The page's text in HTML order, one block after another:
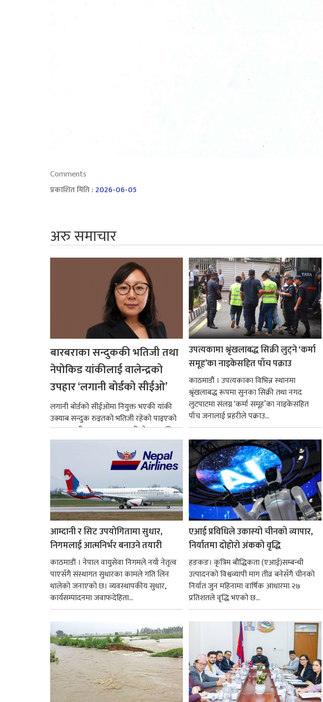
Comments
प्रकाशित मिति :2026-06-05
अरु समाचार
बारबराका सन्दुककी भतिजी तथा
नेपोकिड यांकीलाई वालेन्द्रको
उपहार ‘लगानी बोर्डको सीईओ’
लगानी बोर्डको सीईओमा नियुक्त भएकी यांकी
उक्याब सन्दुक रुइतको भतिजी रहेको पाइएको
छ। तत्कालीन समयमा महाकालीको अञ्चलाधिश
नै बनेका जोन...
उपत्यकामा श्रृंखलाबद्ध सिक्री लुट्ने ‘कर्मा
समूह’का नाइकेसहित पाँच पक्राउ
काठमाडौं । उपत्यकाका विभिन्न स्थानमा
श्रृंखलाबद्ध रूपमा सुनका सिक्री तथा नगद
लुटपाटमा संलग्न ‘कर्मा समूह’का नाइकेसहित
पाँच जनालाई प्रहरीले पक्राउ...
आम्दानी र सिट उपयोगितामा सुधार,
निगमलाई आत्मनिर्भर बनाउने तयारी
काठमाडाैं । नेपाल वायुसेवा निगमले नयाँ नेतृत्व
पाएसँगै संस्थागत सुधारका कामले गति लिन
थालेको जनाएको छ। व्यवस्थापकीय सुधार,
कार्यसम्पादनमा जवाफदेहिता...
एआई प्रविधिले उकास्यो चीनको व्यापार,
निर्यातमा दोहोरो अंकको वृद्धि
हङकङ। कृत्रिम बौद्धिकता (एआई)सम्बन्धी
उत्पादनको विश्वव्यापी माग तीव्र बनेसँगै चीनको
निर्यात जुन महिनामा वार्षिक आधारमा २७
प्रतिशतले वृद्धि भएको छ...